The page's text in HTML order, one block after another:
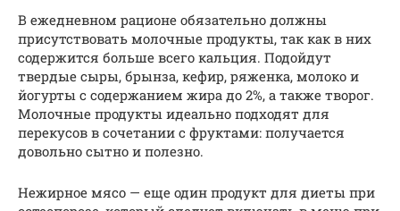
В ежедневном рационе обязательно должны
присутствовать молочные продукты, так как в них
содержится больше всего кальция. Подойдут
твердые сыры, брынза, кефир, ряженка, молоко и
йогурты с содержанием жира до 2%, а также творог.
Молочные продукты идеально подходят для
перекусов в сочетании с фруктами: получается
довольно сытно и полезно.
Нежирное мясо — еще один продукт для диеты при